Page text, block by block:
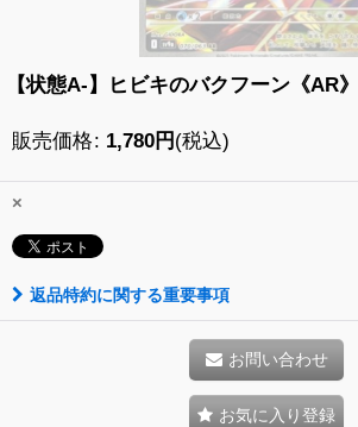
【状態A-】ヒビキのバクフーン《AR
販売価格: 1,780円 (税込)
×
返品特約に関する重要事項
お問い合わせ
お気に入り登録